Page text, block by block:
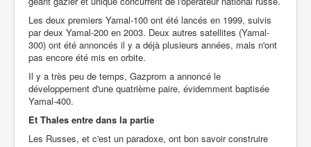
Les deux premiers Yamal-100 ont été lancés en 1999, suivis
par deux Yamal-200 en 2003. Deux autres satellites (Yamal-
300) ont été annoncés il y a déjà plusieurs années, mais n'ont
pas encore été mis en orbite.
Il y a très peu de temps, Gazprom a annoncé le
développement d'une quatrième paire, évidemment baptisée
Yamal-400.
Et Thales entre dans la partie
Les Russes, et c'est un paradoxe, ont bon savoir construire